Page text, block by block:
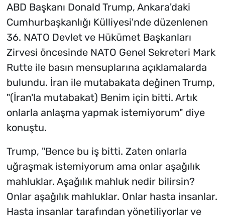
ABD Başkanı Donald Trump, Ankara'daki
Cumhurbaşkanlığı Külliyesi'nde düzenlenen
36.⁠ NATO Devlet ve Hükümet Başkanları
Zirvesi öncesinde NATO Genel Sekreteri Mark
Rutte ile basın mensuplarına açıklamalarda
bulundu. İran ile mutabakata değinen Trump,
"(İran'la mutabakat) Benim için bitti. Artık
onlarla anlaşma yapmak istemiyorum" diye
konuştu.
Trump, "Bence bu iş bitti. Zaten onlarla
uğraşmak istemiyorum ama onlar aşağılık
mahluklar. Aşağılık mahluk nedir bilirsin?
Onlar aşağılık mahluklar. Onlar hasta insanlar.
Hasta insanlar tarafından yönetiliyorlar ve